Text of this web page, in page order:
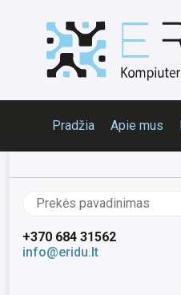
Pradžia Apie mus
Ieškoti:
+370 684 31562
info@eridu.lt